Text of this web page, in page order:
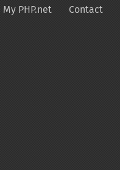
My PHP.net Contact